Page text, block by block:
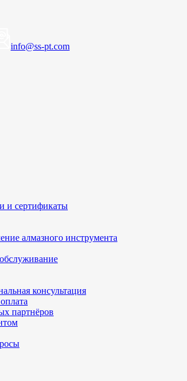
info@ss-pt.com
и сертификаты
алмазного инструмента
консультация
партнёров